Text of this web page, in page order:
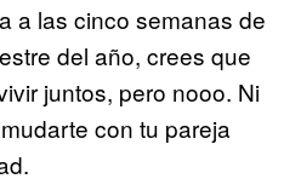
a las cinco semanas de
del año, crees que
juntos, pero nooo. Ni
con tu pareja